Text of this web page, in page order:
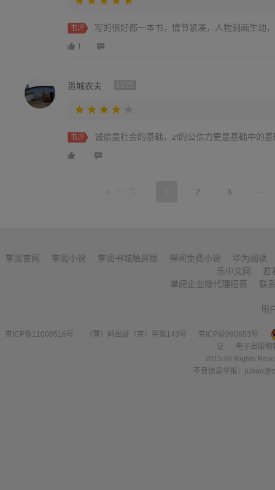
书评 写的很好都一本书，情节紧凑，人物刻画生动
1
邕城农夫
书评 诚信是社会的基础，zf的公信力更是基础中的
2 3 ...
掌阅官网 掌阅小说 掌阅书城触屏版 得间免费小说
华为阅读
乐中文网
若
掌阅企业版代理招募
联
用
京ICP备11008516号 （署）网出证（京）字第143号
京ICP证090653号
证
电子出版
2015 All Rights
不良信息举报：